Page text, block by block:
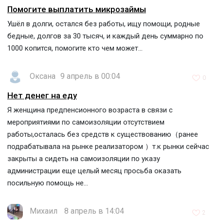
Помогите выплатить микрозаймы
Ушёл в долги, остался без работы, ищу помощи, родные
бедные, долгов за 30 тысяч, и каждый день суммарно по
1000 копится, помогите кто чем может...
Оксана 9 апрель в 00:04 0
Нет денег на еду
Я женщина предпенсионного возраста в связи с
мероприятиями по самоизоляции отсутствием
работы,осталась без средств к существованию（ранее
подрабатывала на рынке реализатором ）т.к рынки сейчас
закрыты а сидеть на самоизоляции по указу
администрации еще целый месяц просьба оказать
посильную помощь не...
Михаил 8 апрель в 14:04 2